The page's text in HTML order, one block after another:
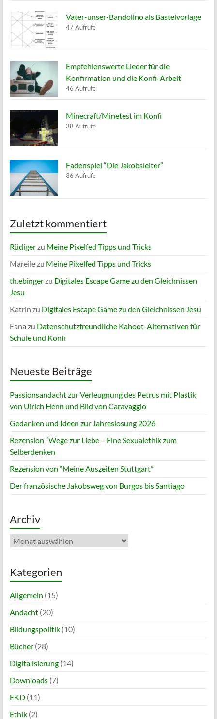
Vater-unser-Bandolino als Bastelvorlage
47 Aufrufe
Empfehlenswerte Lieder für die
Konfirmation und die Konfi-Arbeit
46 Aufrufe
Minecraft/Minetest im Konfi
38 Aufrufe
Fadenspiel “Die Jakobsleiter”
36 Aufrufe
Zuletzt kommentiert
Rüdigerzu Meine Pixelfed Tipps und Tricks
Mareilezu Meine Pixelfed Tipps und Tricks
th.ebingerzu Digitales Escape Game zu den Gleichnissen
Jesu
Katrin zu Digitales Escape Game zu den Gleichnissen Jesu
Eana zu Datenschutzfreundliche Kahoot-Alternativen für
Schule und Konfi
Neueste Beiträge
Passionsandacht zur Verleugnung des Petrus mit Plastik
von Ulrich Henn und Bild von Caravaggio
Gedanken und Ideen zur Jahreslosung 2026
Rezension “Wege zur Liebe – Eine Sexualethik zum
Selberdenken
Rezension von “Meine Auszeiten Stuttgart”
Der französische Jakobsweg von Burgos bis Santiago
Archiv
Archiv
Kategorien
Allgemein (15)
Andacht(20)
Bildungspolitik(10)
Bücher(28)
Digitalisierung(14)
Downloads(7)
EKD(11)
Ethik(2)